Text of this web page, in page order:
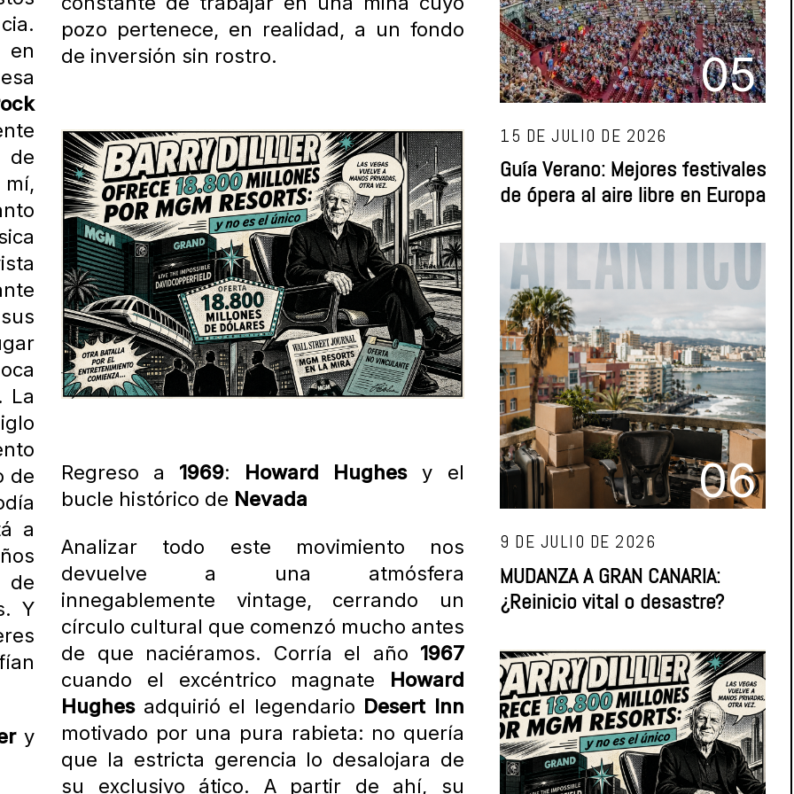
de
La
de
a
de
Y
y
pozo pertenece, en realidad, a un fondo
de inversión sin rostro.
Regreso a 1969: Howard Hughesy el
bucle histórico de Nevada
Analizar todo este movimiento nos
devuelve a una atmósfera
innegablemente vintage, cerrando un
círculo cultural que comenzó mucho antes
de que naciéramos. Corría el año 1967
cuando el excéntrico magnate Howard
Hughesadquirió el legendario Desert Inn
motivado por una pura rabieta: no quería
que la estricta gerencia lo desalojara de
su exclusivo ático. A partir de ahí, su
05
15 DE JULIO DE 2026
Guía Verano: Mejores festivales
de ópera al aire libre en Europa
06
9 DE JULIO DE 2026
MUDANZA A GRAN CANARIA:
¿Reinicio vital o desastre?